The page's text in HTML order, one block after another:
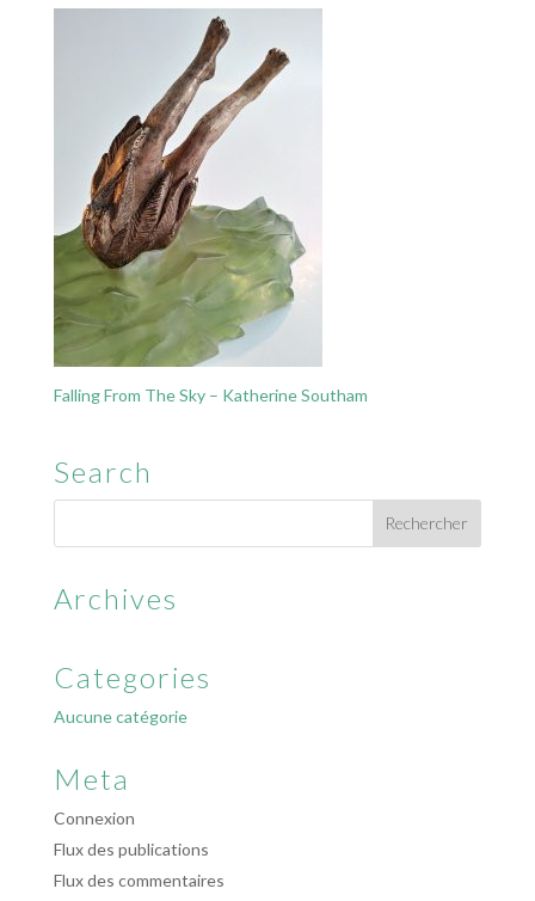
Falling From The Sky – Katherine Southam
Search
Archives
Categories
Aucune catégorie
Meta
Connexion
Flux des publications
Flux des commentaires